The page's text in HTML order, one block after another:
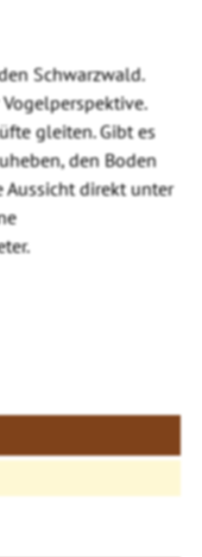
Schwarzwald.
gleiten. Gibt es
den Boden
Aussicht direkt unter